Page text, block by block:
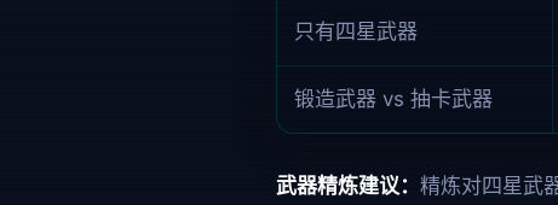
只有四星武器
锻造武器 vs 抽卡武器
武器精炼建议： 精炼对四星武